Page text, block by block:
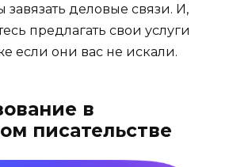
завязать деловые связи. И,
предлагать свои услуги
если они вас не искали.
в
писательстве